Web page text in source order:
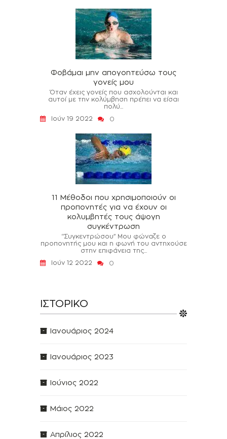
Φοβάμαι μην απογοητεύσω τους
γονείς μου
Όταν έχεις γονείς που ασχολούνται και
αυτοί με την κολύμβηση πρέπει να είσαι
πολύ...
Ιούν 19 2022
0
11 Μέθοδοι που χρησιμοποιούν οι
προπονητές για να έχουν οι
κολυμβητές τους άψογη
συγκέντρωση
‘’Συγκεντρώσου’’ Μου φώναζε ο
προπονητής μου και η φωνή του αντηχούσε
στην επιφάνεια της...
Ιούν 12 2022
0
ΙΣΤΟΡΙΚΌ
Ιανουάριος 2024
Ιανουάριος 2023
Ιούνιος 2022
Μάιος 2022
Απρίλιος 2022